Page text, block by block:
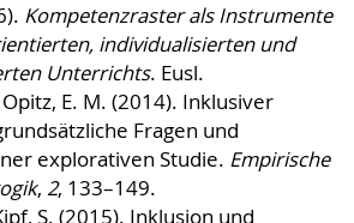
Kompetenzraster als Instrumente
individualisierten und
Unterrichts. Eusl.
Opitz, E. M. (2014). Inklusiver
Fragen und
explorativen Studie. Empirische
, 2, 133–149.
S. (2015). Inklusion und